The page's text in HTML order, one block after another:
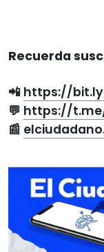
Recuerda
📲 https://
💬 https://
📰